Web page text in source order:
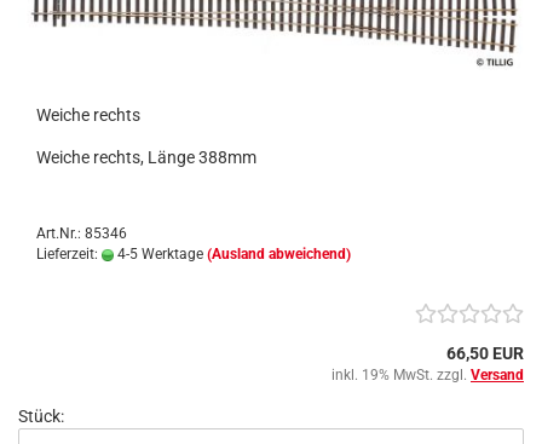
Weiche rechts
Weiche rechts, Länge 388mm
Art.Nr.: 85346
Lieferzeit:
4-5 Werktage (Ausland abweichend)
66,50 EUR
inkl. 19% MwSt. zzgl. Versand
Stück: